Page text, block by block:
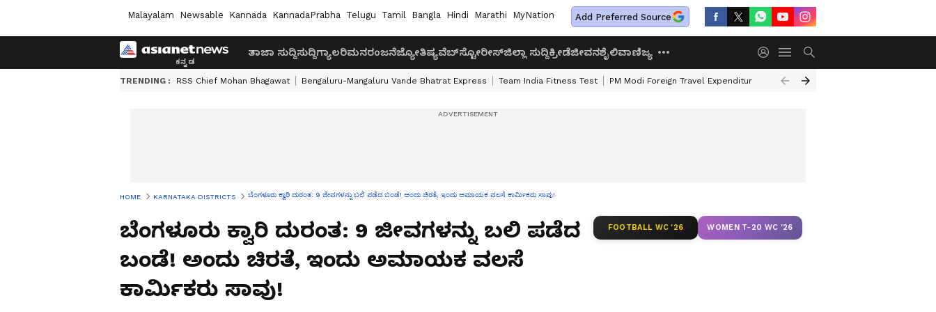
Malayalam Newsable Kannada KannadaPrabha Telugu Tamil Bangla Hindi Marathi MyNation Add Preferred Source
ತಾಜಾ ಸುದ್ದಿಸುದ್ದಿಗ್ಯಾಲರಿಮನರಂಜನೆಜ್ಯೋತಿಷ್ಯವೆಬ್‌ಸ್ಟೋರೀಸ್ಜಿಲ್ಲಾ ಸುದ್ದಿಕ್ರೀಡೆಜೀವನಶೈಲಿವಾಣಿಜ್ಯ
TRENDING : RSS Chief Mohan Bhagawat Bengaluru-Mangaluru Vande Bhatrat Express Team India Fitness Test PM Modi Foreign Travel Expenditure Valmiki Corporation Scam
HOME KARNATAKA DISTRICTS ಬೆಂಗಳೂರು ಕ್ವಾರಿ ದುರಂತ: 9 ಜೀವಗಳನ್ನು ಬಲಿ ಪಡೆದ ಬಂಡೆ! ಅಂದು ಚಿರತೆ, ಇಂದು ಅಮಾಯಕ ವಲಸೆ ಕಾರ್ಮಿಕರು ಸಾವು!
ಬೆಂಗಳೂರು ಕ್ವಾರಿ ದುರಂತ: 9 ಜೀವಗಳನ್ನು ಬಲಿ ಪಡೆದ
ಬಂಡೆ! ಅಂದು ಚಿರತೆ, ಇಂದು ಅಮಾಯಕ ವಲಸೆ
ಕಾರ್ಮಿಕರು ಸಾವು!
FOOTBALL WC '26 WOMEN T-20 WC '26